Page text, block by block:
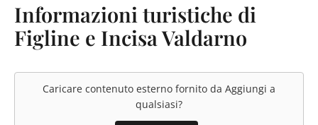
Informazioni turistiche di
Figline e Incisa Valdarno
Caricare contenuto esterno fornito da Aggiungi a
qualsiasi?